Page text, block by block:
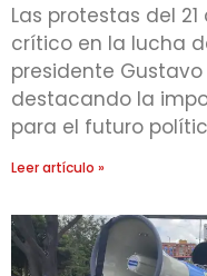
Las protestas del
crítico en la lucha
presidente Gustavo
destacando la
para el futuro
Leer artículo »